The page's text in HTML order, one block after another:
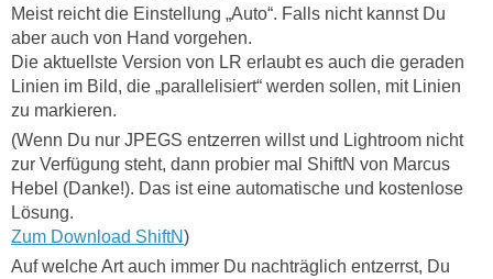
Meist reicht die Einstellung „Auto“. Falls nicht kannst Du
aber auch von Hand vorgehen.
Die aktuellste Version von LR erlaubt es auch die geraden
Linien im Bild, die „parallelisiert“ werden sollen, mit Linien
zu markieren.
(Wenn Du nur JPEGS entzerren willst und Lightroom nicht
zur Verfügung steht, dann probier mal ShiftN von Marcus
Hebel (Danke!). Das ist eine automatische und kostenlose
Lösung.
Zum Download ShiftN)
Auf welche Art auch immer Du nachträglich entzerrst, Du